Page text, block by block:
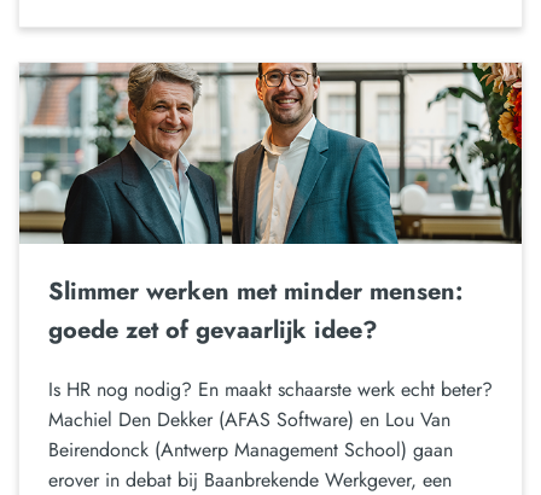
Slimmer werken met minder mensen:
goede zet of gevaarlijk idee?
Is HR nog nodig? En maakt schaarste werk echt beter?
Machiel Den Dekker (AFAS Software) en Lou Van
Beirendonck (Antwerp Management School) gaan
erover in debat bij Baanbrekende Werkgever, een